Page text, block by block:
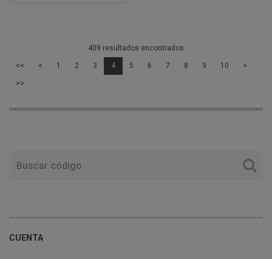
409 resultados encontrados
<< < 1 2 3 4 5 6 7 8 9 10 >
>>
CUENTA